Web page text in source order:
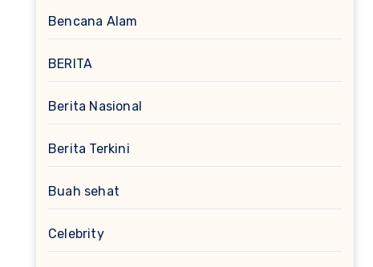
Bencana Alam
BERITA
Berita Nasional
Berita Terkini
Buah sehat
Celebrity